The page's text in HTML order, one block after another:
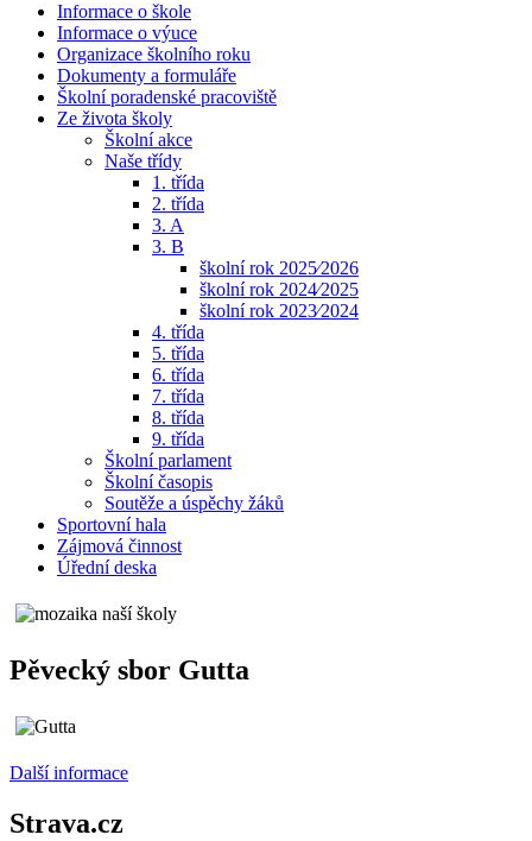
Informace o škole
Informace o výuce
Organizace školního roku
Dokumenty a formuláře
Školní poradenské pracoviště
Ze života školy
Školní akce
Naše třídy
1. třída
2. třída
3. A
3. B
školní rok 2025⁄2026
školní rok 2024⁄2025
školní rok 2023⁄2024
4. třída
5. třída
6. třída
7. třída
8. třída
9. třída
Školní parlament
Školní časopis
Soutěže a úspěchy žáků
Sportovní hala
Zájmová činnost
Úřední deska
Pěvecký sbor Gutta
Další informace
Strava.cz